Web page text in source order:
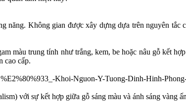
năng. Không gian được xây dựng dựa trên nguyên
màu trung tính như trắng, kem, be hoặc nâu gỗ kết
cao cấp.
với sự kết hợp giữa gỗ sáng màu và ánh sáng vàng